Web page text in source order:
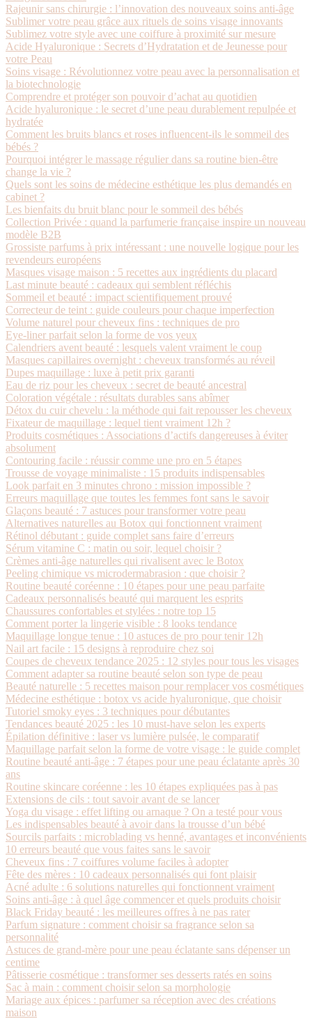
Rajeunir sans chirurgie : l’innovation des nouveaux soins anti-âge
Sublimer votre peau grâce aux rituels de soins visage innovants
Sublimez votre style avec une coiffure à proximité sur mesure
Acide Hyaluronique : Secrets d’Hydratation et de Jeunesse pour
votre Peau
Soins visage : Révolutionnez votre peau avec la personnalisation et
la biotechnologie
Comprendre et protéger son pouvoir d’achat au quotidien
Acide hyaluronique : le secret d’une peau durablement repulpée et
hydratée
Comment les bruits blancs et roses influencent-ils le sommeil des
bébés ?
Pourquoi intégrer le massage régulier dans sa routine bien-être
change la vie ?
Quels sont les soins de médecine esthétique les plus demandés en
cabinet ?
Les bienfaits du bruit blanc pour le sommeil des bébés
Collection Privée : quand la parfumerie française inspire un nouveau
modèle B2B
Grossiste parfums à prix intéressant : une nouvelle logique pour les
revendeurs européens
Masques visage maison : 5 recettes aux ingrédients du placard
Last minute beauté : cadeaux qui semblent réfléchis
Sommeil et beauté : impact scientifiquement prouvé
Correcteur de teint : guide couleurs pour chaque imperfection
Volume naturel pour cheveux fins : techniques de pro
Eye-liner parfait selon la forme de vos yeux
Calendriers avent beauté : lesquels valent vraiment le coup
Masques capillaires overnight : cheveux transformés au réveil
Dupes maquillage : luxe à petit prix garanti
Eau de riz pour les cheveux : secret de beauté ancestral
Coloration végétale : résultats durables sans abîmer
Détox du cuir chevelu : la méthode qui fait repousser les cheveux
Fixateur de maquillage : lequel tient vraiment 12h ?
Produits cosmétiques : Associations d’actifs dangereuses à éviter
absolument
Contouring facile : réussir comme une pro en 5 étapes
Trousse de voyage minimaliste : 15 produits indispensables
Look parfait en 3 minutes chrono : mission impossible ?
Erreurs maquillage que toutes les femmes font sans le savoir
Glaçons beauté : 7 astuces pour transformer votre peau
Alternatives naturelles au Botox qui fonctionnent vraiment
Rétinol débutant : guide complet sans faire d’erreurs
Sérum vitamine C : matin ou soir, lequel choisir ?
Crèmes anti-âge naturelles qui rivalisent avec le Botox
Peeling chimique vs microdermabrasion : que choisir ?
Routine beauté coréenne : 10 étapes pour une peau parfaite
Cadeaux personnalisés beauté qui marquent les esprits
Chaussures confortables et stylées : notre top 15
Comment porter la lingerie visible : 8 looks tendance
Maquillage longue tenue : 10 astuces de pro pour tenir 12h
Nail art facile : 15 designs à reproduire chez soi
Coupes de cheveux tendance 2025 : 12 styles pour tous les visages
Comment adapter sa routine beauté selon son type de peau
Beauté naturelle : 5 recettes maison pour remplacer vos cosmétiques
Médecine esthétique : botox vs acide hyaluronique, que choisir
Tutoriel smoky eyes : 3 techniques pour débutantes
Tendances beauté 2025 : les 10 must-have selon les experts
Épilation définitive : laser vs lumière pulsée, le comparatif
Maquillage parfait selon la forme de votre visage : le guide complet
Routine beauté anti-âge : 7 étapes pour une peau éclatante après 30
ans
Routine skincare coréenne : les 10 étapes expliquées pas à pas
Extensions de cils : tout savoir avant de se lancer
Yoga du visage : effet lifting ou arnaque ? On a testé pour vous
Les indispensables beauté à avoir dans la trousse d’un bébé
Sourcils parfaits : microblading vs henné, avantages et inconvénients
10 erreurs beauté que vous faites sans le savoir
Cheveux fins : 7 coiffures volume faciles à adopter
Fête des mères : 10 cadeaux personnalisés qui font plaisir
Acné adulte : 6 solutions naturelles qui fonctionnent vraiment
Soins anti-âge : à quel âge commencer et quels produits choisir
Black Friday beauté : les meilleures offres à ne pas rater
Parfum signature : comment choisir sa fragrance selon sa
personnalité
Astuces de grand-mère pour une peau éclatante sans dépenser un
centime
Pâtisserie cosmétique : transformer ses desserts ratés en soins
Sac à main : comment choisir selon sa morphologie
Mariage aux épices : parfumer sa réception avec des créations
maison